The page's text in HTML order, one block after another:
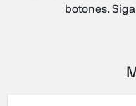
botones.